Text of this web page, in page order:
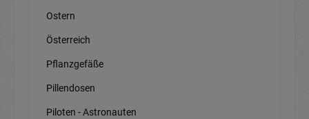
Ostern
Österreich
Pflanzgefäße
Pillendosen
Piloten - Astronauten